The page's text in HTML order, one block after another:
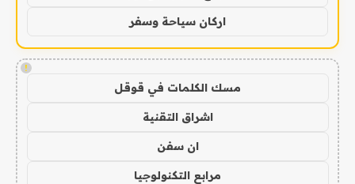
اركان سياحة وسفر
!
مسك الكلمات في قوقل
اشراق التقنية
ان سفن
مرابع التكنولوجيا